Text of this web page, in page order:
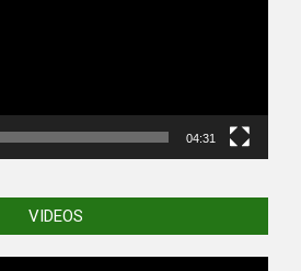
04:31
VIDEOS